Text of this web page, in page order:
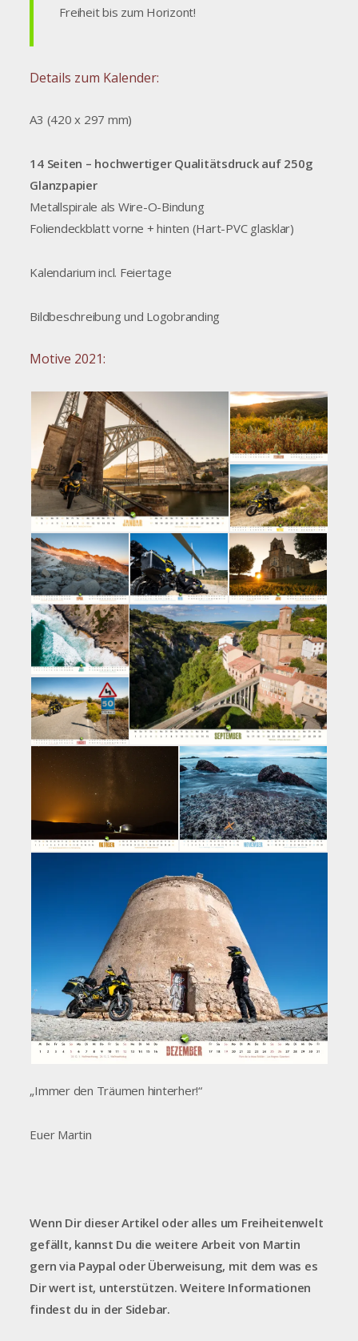
Freiheit bis zum Horizont!
Details zum Kalender:
A3 (420 x 297 mm)
14 Seiten – hochwertiger Qualitätsdruck auf 250g
Glanzpapier
Metallspirale als Wire-O-Bindung
Foliendeckblatt vorne + hinten (Hart-PVC glasklar)
Kalendarium incl. Feiertage
Bildbeschreibung und Logobranding
Motive 2021:
„Immer den Träumen hinterher!“
Euer Martin
Wenn Dir dieser Artikel oder alles um Freiheitenwelt
gefällt, kannst Du die weitere Arbeit von Martin
gern via Paypal oder Überweisung, mit dem was es
Dir wert ist, unterstützen. Weitere Informationen
findest du in der Sidebar.